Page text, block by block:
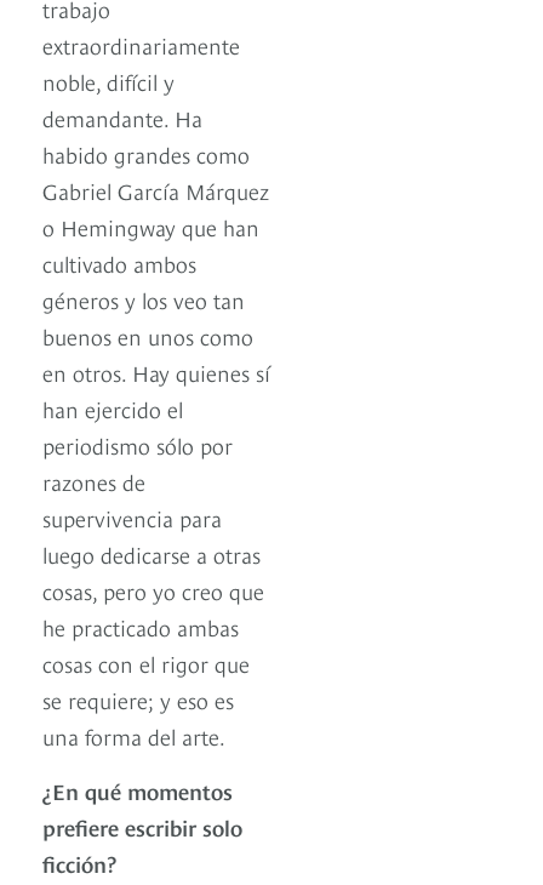
trabajo
extraordinariamente
noble, difícil y
demandante. Ha
habido grandes como
Gabriel García Márquez
o Hemingway que han
cultivado ambos
géneros y los veo tan
buenos en unos como
en otros. Hay quienes sí
han ejercido el
periodismo sólo por
razones de
supervivencia para
luego dedicarse a otras
cosas, pero yo creo que
he practicado ambas
cosas con el rigor que
se requiere; y eso es
una forma del arte.
¿En qué momentos
prefiere escribir solo
ficción?